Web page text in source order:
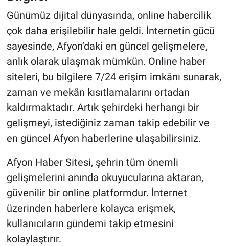
Günümüz dijital dünyasında, online habercilik
çok daha erişilebilir hale geldi. İnternetin gücü
sayesinde, Afyon’daki en güncel gelişmelere,
anlık olarak ulaşmak mümkün. Online haber
siteleri, bu bilgilere 7/24 erişim imkânı sunarak,
zaman ve mekân kısıtlamalarını ortadan
kaldırmaktadır. Artık şehirdeki herhangi bir
gelişmeyi, istediğiniz zaman takip edebilir ve
en güncel Afyon haberlerine ulaşabilirsiniz.
Afyon Haber Sitesi, şehrin tüm önemli
gelişmelerini anında okuyucularına aktaran,
güvenilir bir online platformdur. İnternet
üzerinden haberlere kolayca erişmek,
kullanıcıların gündemi takip etmesini
kolaylaştırır.